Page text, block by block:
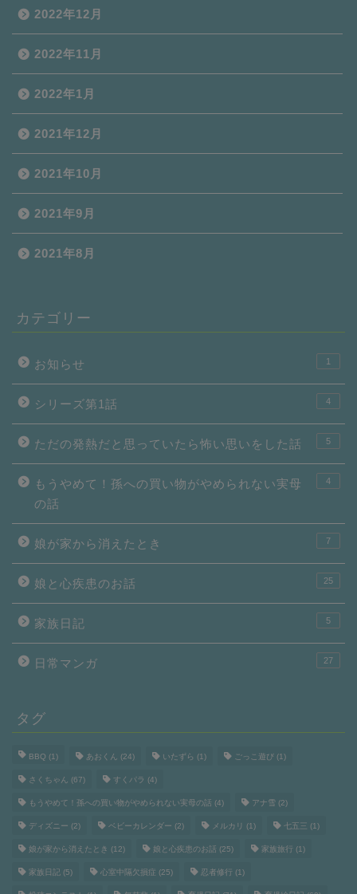
2022年12月
2022年11月
2022年1月
2021年12月
2021年10月
2021年9月
2021年8月
カテゴリー
お知らせ 1
シリーズ第1話 4
ただの発熱だと思っていたら怖い思いをした話 5
もうやめて！孫への買い物がやめられない実母
の話
4
娘が家から消えたとき 7
娘と心疾患のお話 25
家族日記 5
日常マンガ 27
タグ
BBQ (1) あおくん (24) いたずら (1) ごっこ遊び (1)
さくちゃん (67) すくパラ (4)
もうやめて！孫への買い物がやめられない実母の話 (4) アナ雪 (2)
ディズニー (2) ベビーカレンダー (2) メルカリ (1) 七五三 (1)
娘が家から消えたとき (12) 娘と心疾患のお話 (25) 家族旅行 (1)
家族日記 (5) 心室中隔欠損症 (25) 忍者修行 (1)